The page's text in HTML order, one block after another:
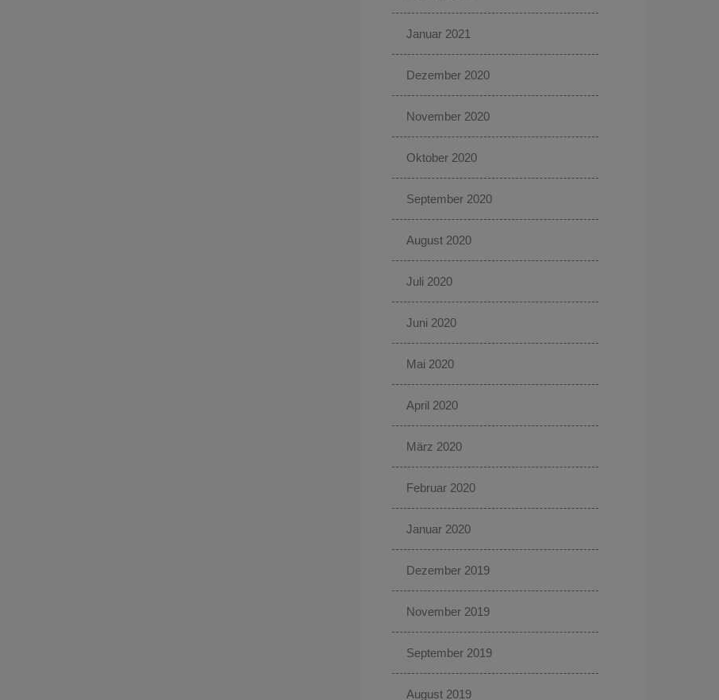
Januar 2021
Dezember 2020
November 2020
Oktober 2020
September 2020
August 2020
Juli 2020
Juni 2020
Mai 2020
April 2020
März 2020
Februar 2020
Januar 2020
Dezember 2019
November 2019
September 2019
August 2019